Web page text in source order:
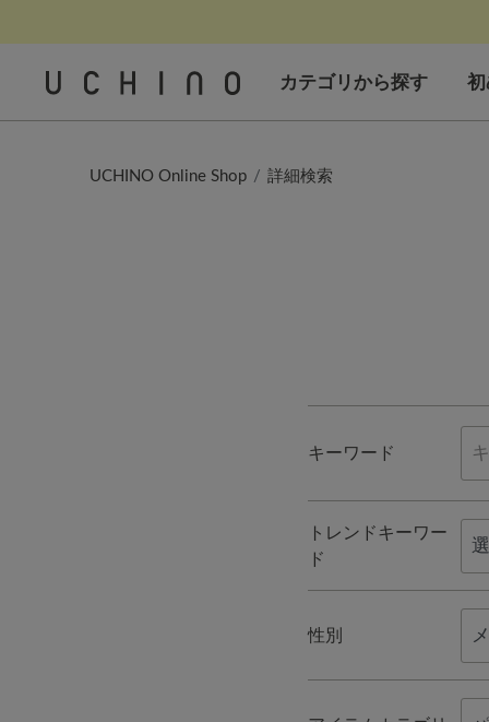
カテゴリから探す 初
UCHINO Online Shop 詳細検索
キーワード
トレンドキーワー
ド
性別